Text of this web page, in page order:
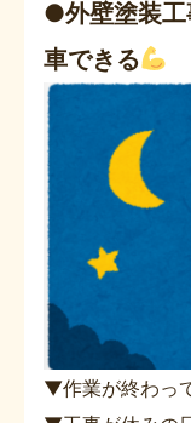
●外壁塗装工
車できる
▼作業が終わっ